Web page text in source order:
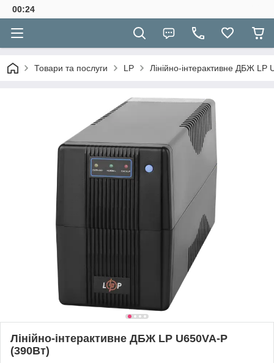
00:24
Товари та послуги LP Лінійно-інтерактивне ДБЖ LP
Лінійно-інтерактивне ДБЖ LP U650VA-P
(390Вт)